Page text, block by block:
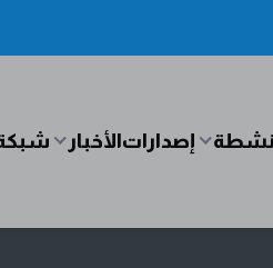
إصداراتالأخبار شبكة